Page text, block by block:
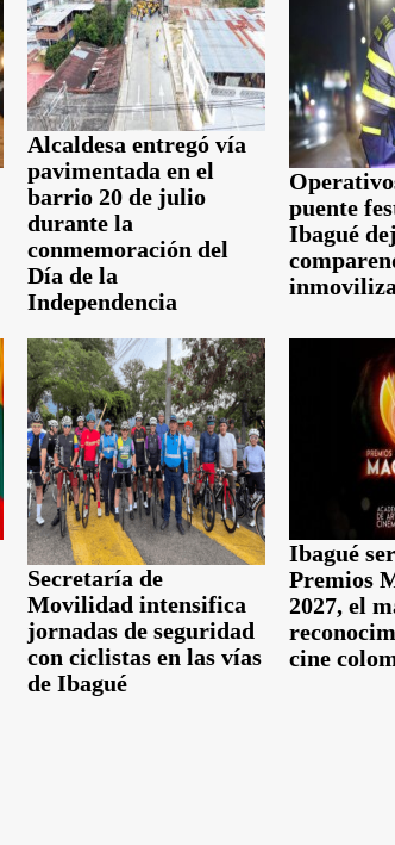
Alcaldesa entregó vía
pavimentada en el
barrio 20 de julio
durante la
conmemoración del
Día de la
Independencia
puente
Ibagué
Secretaría de
Movilidad intensifica
jornadas de seguridad
con ciclistas en las vías
de Ibagué
Ibagué
Premios
2027, el
cine